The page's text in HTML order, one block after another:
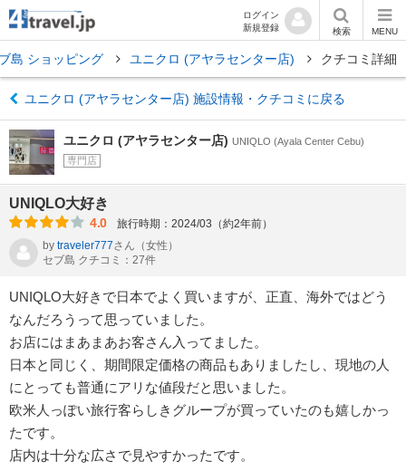
ログイン
新規登録
検索 MENU
島 ショッピング ユニクロ (アヤラセンター店) クチコミ詳細
ユニクロ (アヤラセンター店) 施設情報・クチコミに戻る
ユニクロ (アヤラセンター店) UNIQLO (Ayala Center Cebu)
専門店
UNIQLO大好き
4.0
旅行時期：2024/03（約2年前）
by traveler777さん （女性）
セブ島 クチコミ：27件
UNIQLO大好きで日本でよく買いますが、正直、海外ではどう
なんだろうって思っていました。
お店にはまあまあお客さん入ってました。
日本と同じく、期間限定価格の商品もありましたし、現地の人
にとっても普通にアリな値段だと思いました。
欧米人っぽい旅行客らしきグループが買っていたのも嬉しかっ
たです。
店内は十分な広さで見やすかったです。